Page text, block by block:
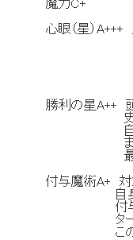
魔力C+
心眼（星）
１ターンに
１ターンに
イベント時
この効果
勝利の星A++
史上に稀に
自身に最低
また、敗北
最終勝率+
付与魔術A+ 対
自身の持つ
付与した効
ターン開始
このスキル